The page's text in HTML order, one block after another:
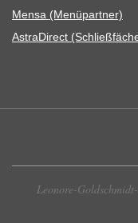
Mensa (Menü­part­ner)
Astra­Di­rect
Leonore-